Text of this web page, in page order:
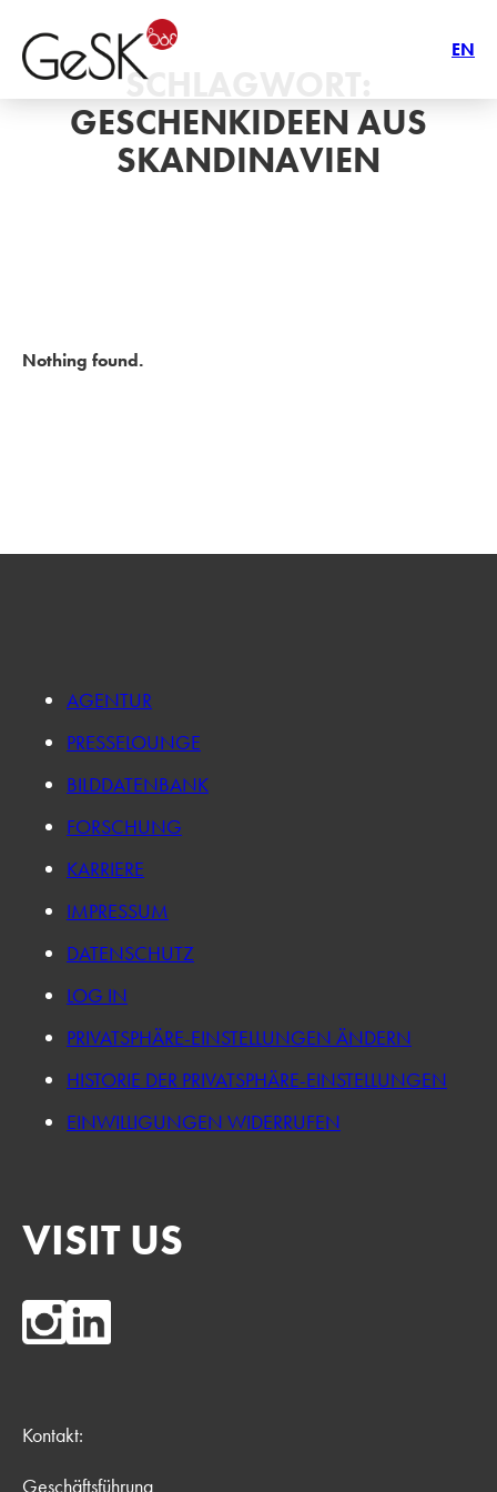
EN
SCHLAGWORT:
GESCHENKIDEEN AUS
SKANDINAVIEN
Nothing found.
AGENTUR
PRESSELOUNGE
BILDDATENBANK
FORSCHUNG
KARRIERE
IMPRESSUM
DATENSCHUTZ
LOG IN
PRIVATSPHÄRE-EINSTELLUNGEN ÄNDERN
HISTORIE DER PRIVATSPHÄRE-EINSTELLUNGEN
EINWILLIGUNGEN WIDERRUFEN
VISIT US
Kontakt:
Geschäftsführung